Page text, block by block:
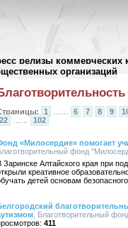
релизы коммерческих
организаций
пресс-релизов//
1 6 7 8 9
22
102
«Милосердие» помогает
фонд
Заринске Алтайского края при
креативное
детей основам
, Благотворительный
411